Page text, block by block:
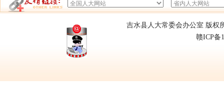
吉水县人大常委会办公室 版权
赣ICP备